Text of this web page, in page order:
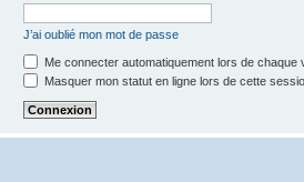
J’ai oublié mon mot de passe
Me connecter automatiquement lors de chaque
Masquer mon statut en ligne lors de cette